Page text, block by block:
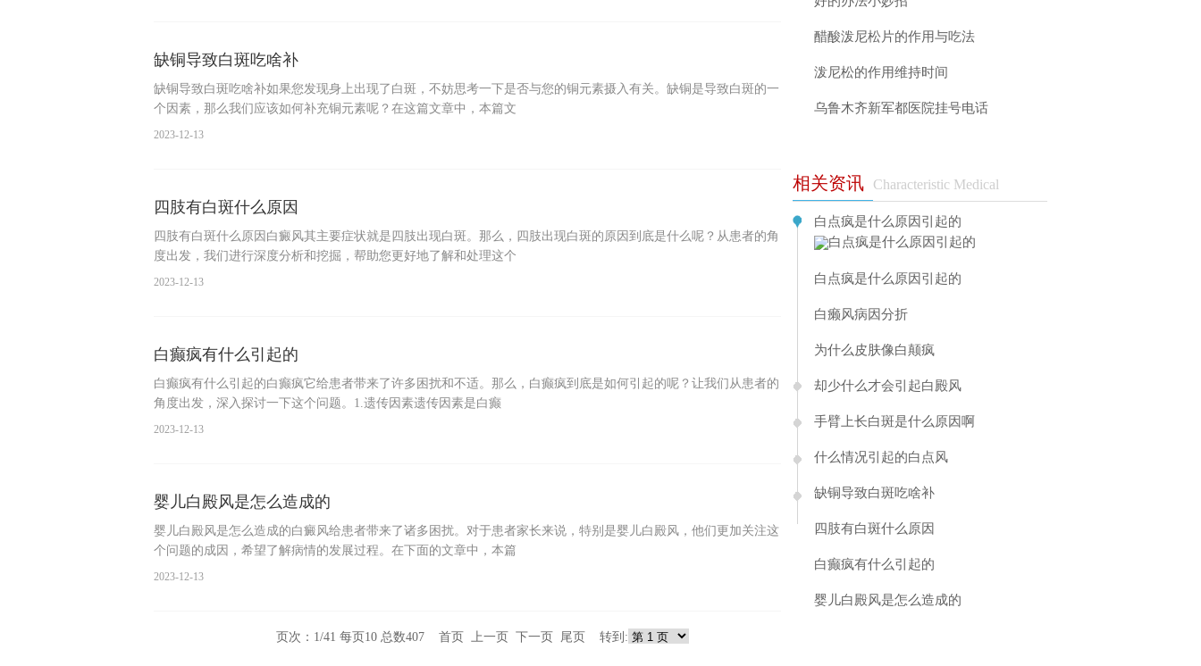
缺铜导致白斑吃啥补
缺铜导致白斑吃啥补如果您发现身上出现了白斑，不妨思考一下是否与您的铜元素摄入有关。缺铜是导致白斑的一
个因素，那么我们应该如何补充铜元素呢？在这篇文章中，本篇文
2023-12-13
四肢有白斑什么原因
四肢有白斑什么原因白癜风其主要症状就是四肢出现白斑。那么，四肢出现白斑的原因到底是什么呢？从患者的角
度出发，我们进行深度分析和挖掘，帮助您更好地了解和处理这个
2023-12-13
白癫疯有什么引起的
白癫疯有什么引起的白癫疯它给患者带来了许多困扰和不适。那么，白癫疯到底是如何引起的呢？让我们从患者的
角度出发，深入探讨一下这个问题。1.遗传因素遗传因素是白癫
2023-12-13
婴儿白殿风是怎么造成的
婴儿白殿风是怎么造成的白癜风给患者带来了诸多困扰。对于患者家长来说，特别是婴儿白殿风，他们更加关注这
个问题的成因，希望了解病情的发展过程。在下面的文章中，本篇
2023-12-13
醋酸泼尼松片的作用与吃法
泼尼松的作用维持时间
乌鲁木齐新军都医院挂号电话
相关资讯 Characteristic Medical
白点疯是什么原因引起的
白点疯是什么原因引起的
白癞风病因分折
为什么皮肤像白颠疯
却少什么才会引起白殿风
手臂上长白斑是什么原因啊
什么情况引起的白点风
缺铜导致白斑吃啥补
四肢有白斑什么原因
白癫疯有什么引起的
婴儿白殿风是怎么造成的
页次：1/41 每页10 总数407 首页 上一页 下一页 尾页 转到: